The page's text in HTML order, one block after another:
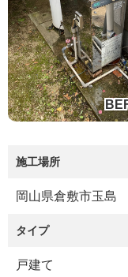
施工場所
岡山県倉敷市玉島
タイプ
戸建て